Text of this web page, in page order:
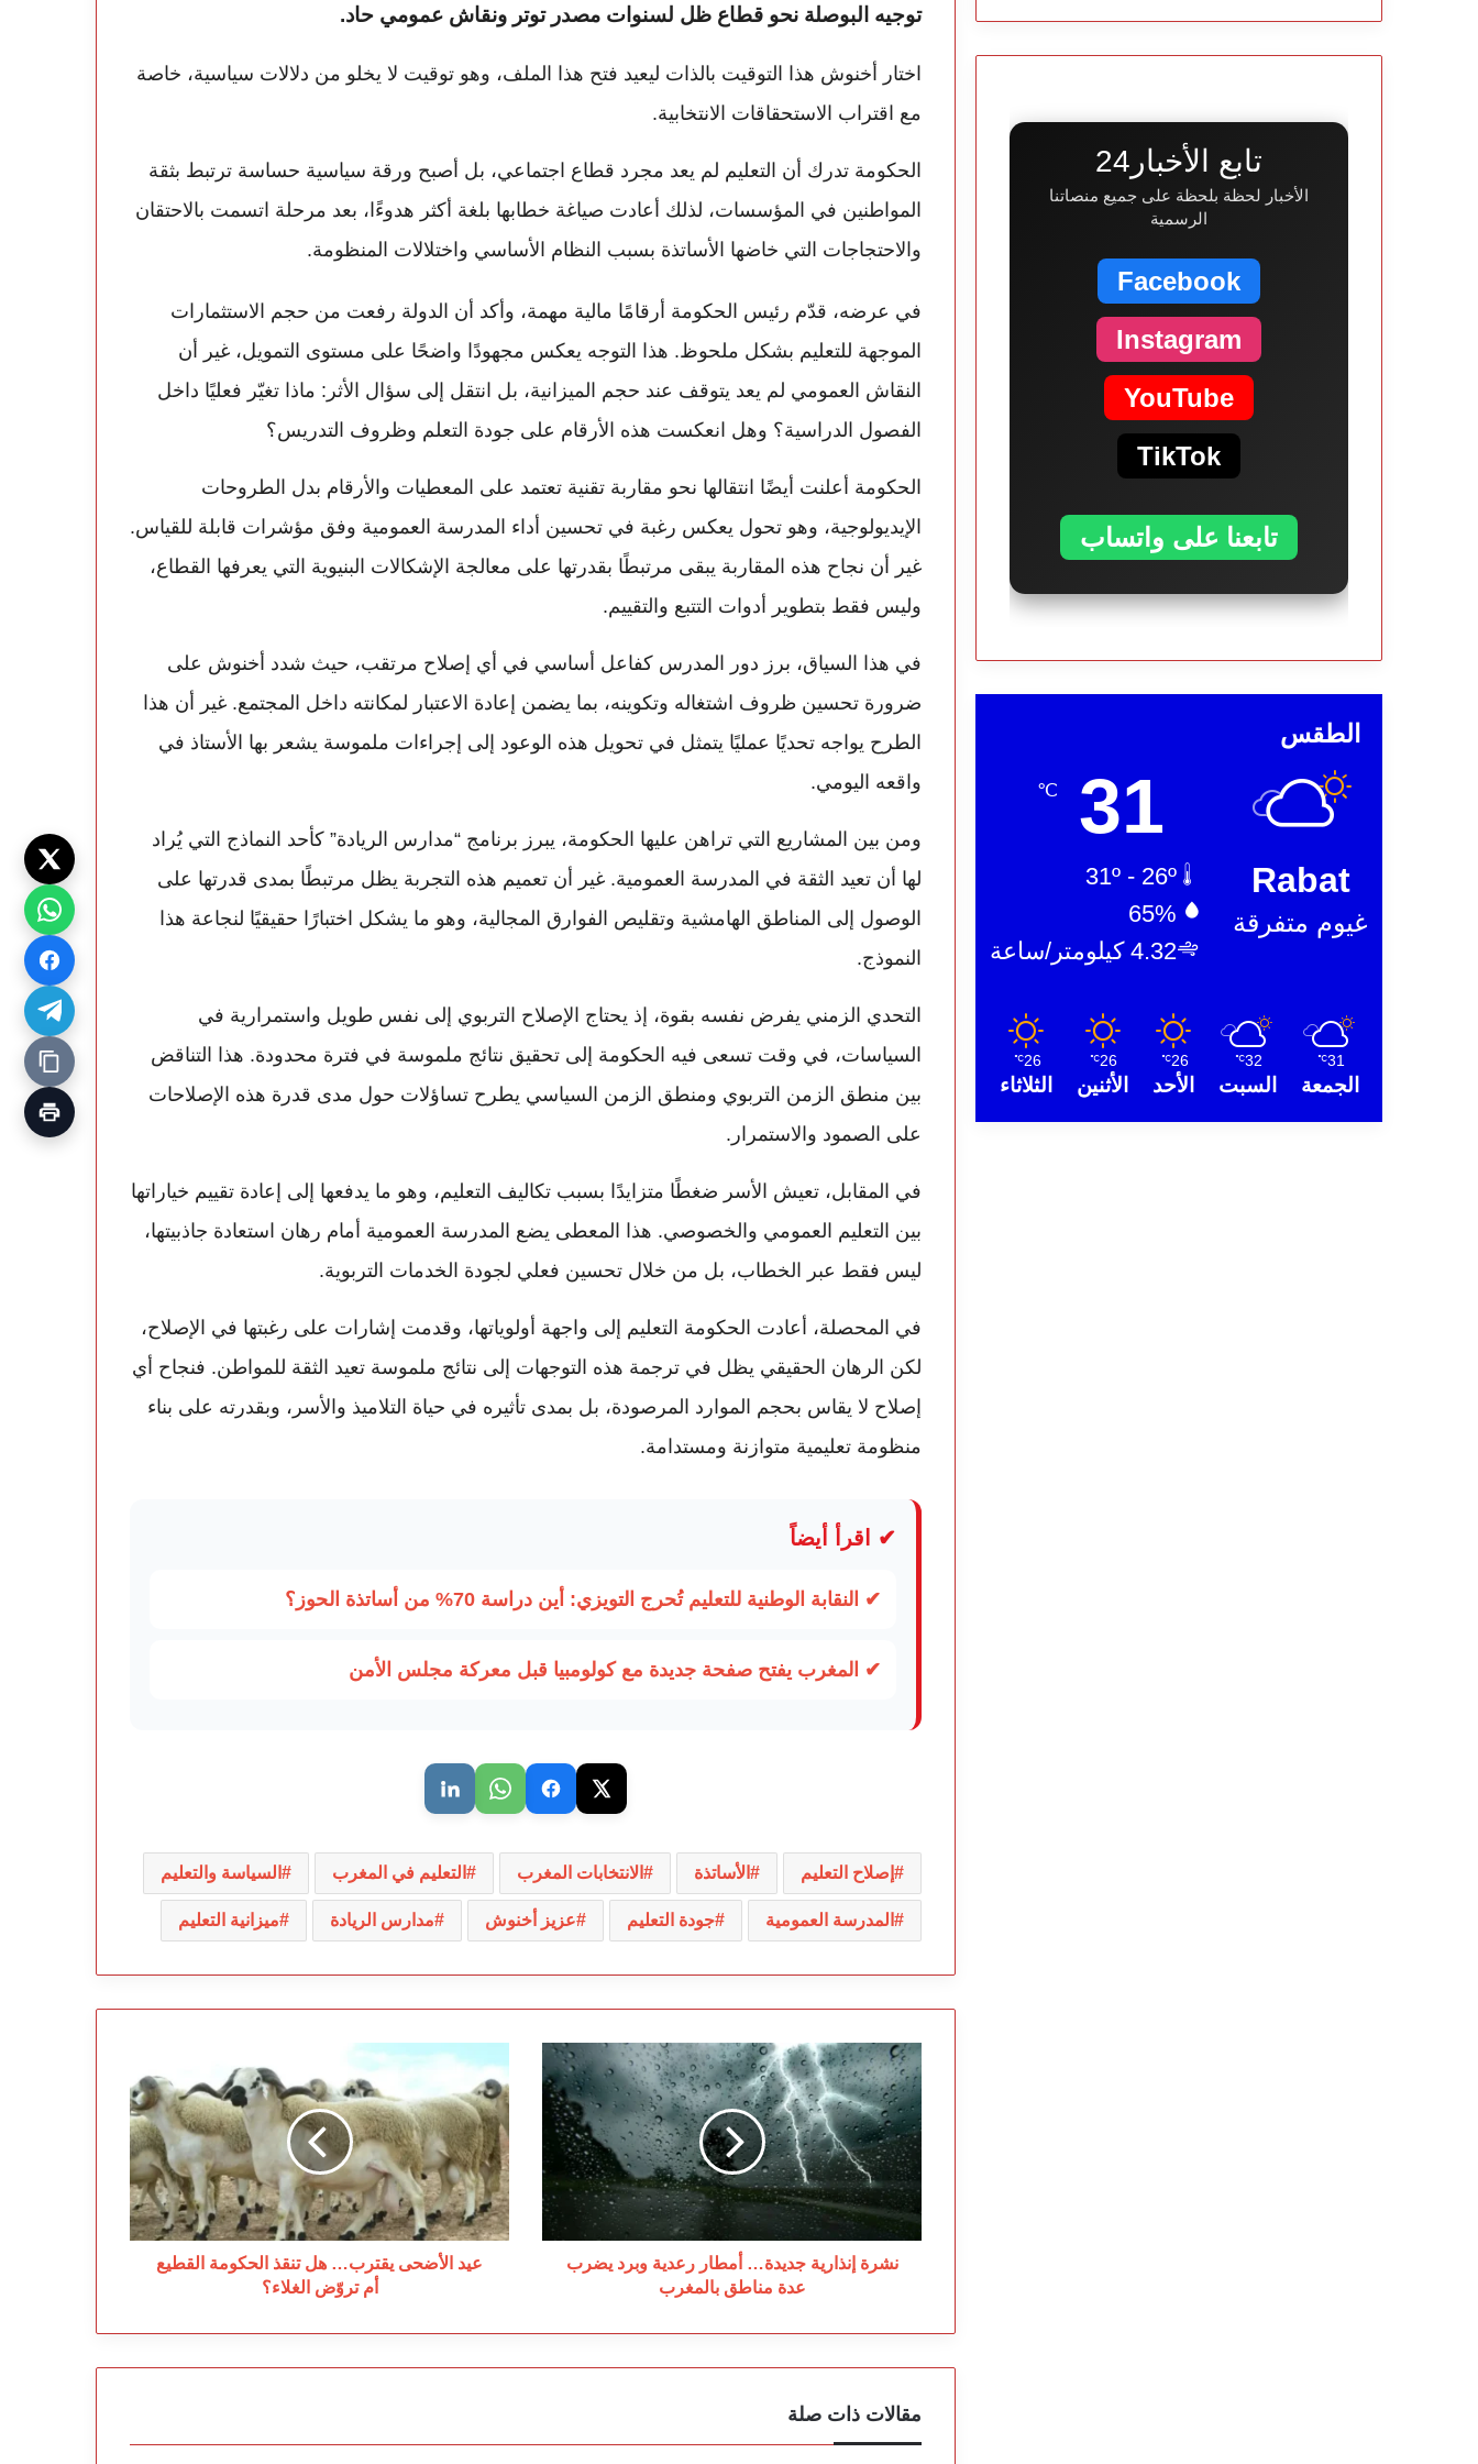
توجيه البوصلة نحو قطاع ظل لسنوات مصدر توتر ونقاش عمومي حاد.
اختار أخنوش هذا التوقيت بالذات ليعيد فتح هذا الملف، وهو توقيت لا يخلو من دلالات سياسية، خاصة
مع اقتراب الاستحقاقات الانتخابية.
الحكومة تدرك أن التعليم لم يعد مجرد قطاع اجتماعي، بل أصبح ورقة سياسية حساسة ترتبط بثقة
المواطنين في المؤسسات، لذلك أعادت صياغة خطابها بلغة أكثر هدوءًا، بعد مرحلة اتسمت بالاحتقان
والاحتجاجات التي خاضها الأساتذة بسبب النظام الأساسي واختلالات المنظومة.
في عرضه، قدّم رئيس الحكومة أرقامًا مالية مهمة، وأكد أن الدولة رفعت من حجم الاستثمارات
الموجهة للتعليم بشكل ملحوظ. هذا التوجه يعكس مجهودًا واضحًا على مستوى التمويل، غير أن
النقاش العمومي لم يعد يتوقف عند حجم الميزانية، بل انتقل إلى سؤال الأثر: ماذا تغيّر فعليًا داخل
الفصول الدراسية؟ وهل انعكست هذه الأرقام على جودة التعلم وظروف التدريس؟
الحكومة أعلنت أيضًا انتقالها نحو مقاربة تقنية تعتمد على المعطيات والأرقام بدل الطروحات
الإيديولوجية، وهو تحول يعكس رغبة في تحسين أداء المدرسة العمومية وفق مؤشرات قابلة للقياس.
غير أن نجاح هذه المقاربة يبقى مرتبطًا بقدرتها على معالجة الإشكالات البنيوية التي يعرفها القطاع،
وليس فقط بتطوير أدوات التتبع والتقييم.
في هذا السياق، برز دور المدرس كفاعل أساسي في أي إصلاح مرتقب، حيث شدد أخنوش على
ضرورة تحسين ظروف اشتغاله وتكوينه، بما يضمن إعادة الاعتبار لمكانته داخل المجتمع. غير أن هذا
الطرح يواجه تحديًا عمليًا يتمثل في تحويل هذه الوعود إلى إجراءات ملموسة يشعر بها الأستاذ في
واقعه اليومي.
ومن بين المشاريع التي تراهن عليها الحكومة، يبرز برنامج “مدارس الريادة” كأحد النماذج التي يُراد
لها أن تعيد الثقة في المدرسة العمومية. غير أن تعميم هذه التجربة يظل مرتبطًا بمدى قدرتها على
الوصول إلى المناطق الهامشية وتقليص الفوارق المجالية، وهو ما يشكل اختبارًا حقيقيًا لنجاعة هذا
النموذج.
التحدي الزمني يفرض نفسه بقوة، إذ يحتاج الإصلاح التربوي إلى نفس طويل واستمرارية في
السياسات، في وقت تسعى فيه الحكومة إلى تحقيق نتائج ملموسة في فترة محدودة. هذا التناقض
بين منطق الزمن التربوي ومنطق الزمن السياسي يطرح تساؤلات حول مدى قدرة هذه الإصلاحات
على الصمود والاستمرار.
في المقابل، تعيش الأسر ضغطًا متزايدًا بسبب تكاليف التعليم، وهو ما يدفعها إلى إعادة تقييم خياراتها
بين التعليم العمومي والخصوصي. هذا المعطى يضع المدرسة العمومية أمام رهان استعادة جاذبيتها،
ليس فقط عبر الخطاب، بل من خلال تحسين فعلي لجودة الخدمات التربوية.
في المحصلة، أعادت الحكومة التعليم إلى واجهة أولوياتها، وقدمت إشارات على رغبتها في الإصلاح،
لكن الرهان الحقيقي يظل في ترجمة هذه التوجهات إلى نتائج ملموسة تعيد الثقة للمواطن. فنجاح أي
إصلاح لا يقاس بحجم الموارد المرصودة، بل بمدى تأثيره في حياة التلاميذ والأسر، وبقدرته على بناء
منظومة تعليمية متوازنة ومستدامة.
✔ اقرأ أيضاً
✔ النقابة الوطنية للتعليم تُحرج التويزي: أين دراسة 70% من أساتذة الحوز؟
✔ المغرب يفتح صفحة جديدة مع كولومبيا قبل معركة مجلس الأمن
إصلاح التعليم الأساتذة الانتخابات المغرب التعليم في المغرب السياسة والتعليم
المدرسة العمومية جودة التعليم عزيز أخنوش مدارس الريادة ميزانية التعليم
نشرة
إنذارية
جديدة…
أمطار
رعدية
وبرد
يضرب
عدة
مناطق
بالمغرب
نشرة إنذارية جديدة… أمطار رعدية وبرد يضرب
عدة مناطق بالمغرب
الأضحى
يقترب…
هل
تنقذ
الحكومة
القطيع
أم
تروّض
الغلاء؟
عيد الأضحى يقترب… هل تنقذ الحكومة القطيع
أم تروّض الغلاء؟
مقالات ذات صلة
تابع الأخبار24
الأخبار لحظة بلحظة على جميع منصاتنا
الرسمية
Facebook
Instagram
YouTube
TikTok
تابعنا على واتساب
الطقس
Rabat
غيوم متفرقة
31
℃
65%
4.32 كيلومتر/ساعة
31
℃
الجمعة
32
℃
السبت
26
℃
الأحد
26
℃
الأثنين
26
℃
الثلاثاء